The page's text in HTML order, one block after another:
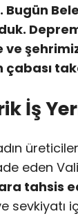
Bugün
ve
çabası
İş
eden
tahsis
sevkiyatı